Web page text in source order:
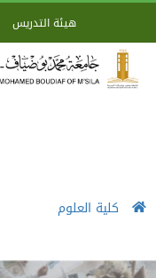
هيئة التدريس
كلية العلوم